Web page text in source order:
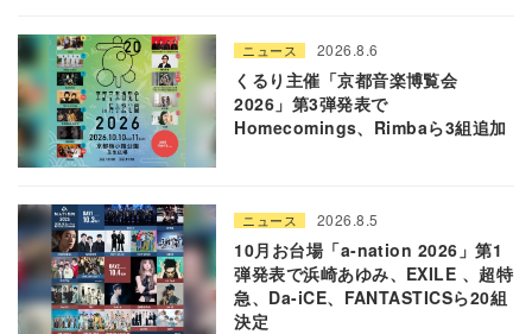
ニュース 2026.8.6
くるり主催「京都音楽博覧会
2026」第3弾発表で
Homecomings、Rimbaら3組追加
ニュース 2026.8.5
10月お台場「a-nation 2026」第1
弾発表で浜崎あゆみ、EXILE 、超特
急、Da-iCE、FANTASTICSら20組
決定